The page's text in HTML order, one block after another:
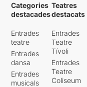
Categories
destacades
Entrades
teatre
Entrades
dansa
Entrades
musicals
Teatres
destacats
Entrades
Teatre
Tívoli
Entrades
Teatre
Coliseum